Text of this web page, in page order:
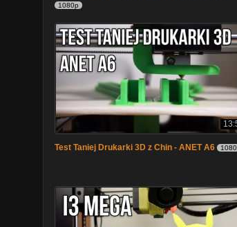
1080p
Test Taniej Drukarki 3D z Chin - ANET A6